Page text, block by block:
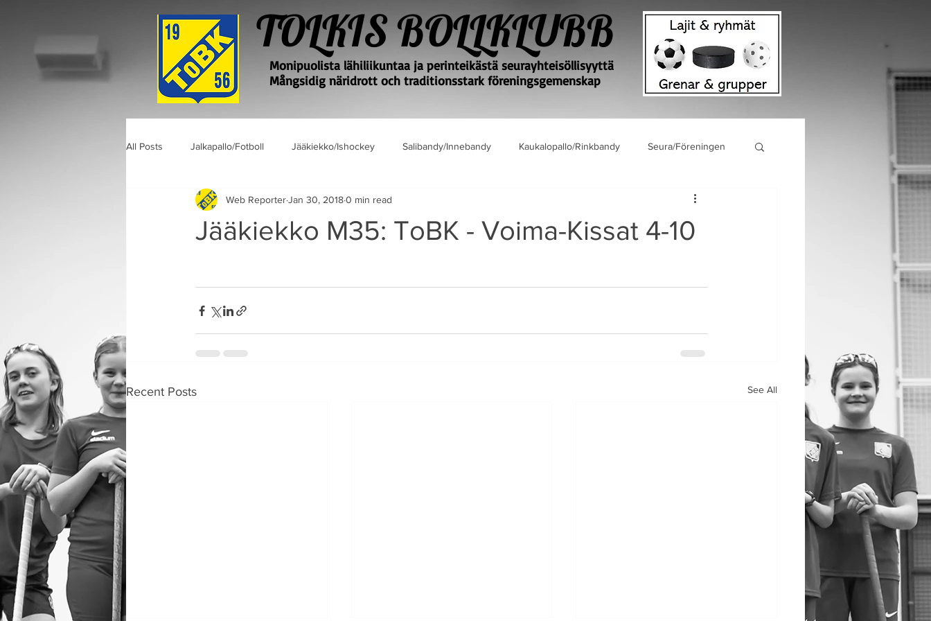
TOLKIS BOLLKLUBB
Monipuolista lähiliikuntaa ja perinteikästä seurayhteisöllisyyttä
Mångsidig näridrott och traditionsstark föreningsgemenskap
All Posts Jalkapallo/Fotboll Jääkiekko/Ishockey Salibandy/Innebandy Kaukalopallo/Rinkbandy Seura/Föreningen
Jääkiekko M35: ToBK - Voima-Kissat 4-10
Web ReporterJan 30, 20180 min read
Recent Posts See All